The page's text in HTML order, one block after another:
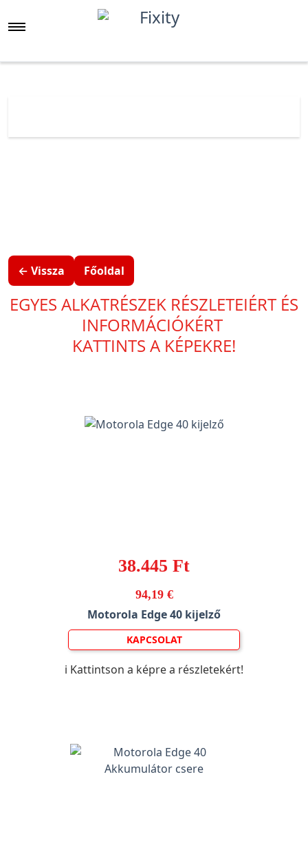
← Vissza Főoldal
EGYES ALKATRÉSZEK RÉSZLETEIÉRT ÉS
INFORMÁCIÓKÉRT
KATTINTS A KÉPEKRE!
38.445 Ft
94,19 €
Motorola Edge 40 kijelző
KAPCSOLAT
ℹ️ Kattintson a képre a részletekért!